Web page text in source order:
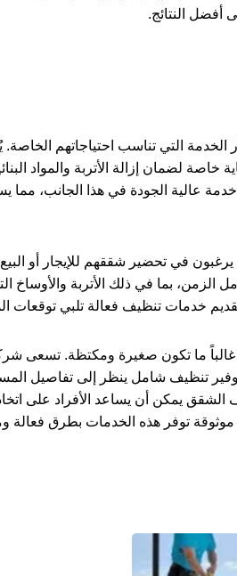
أفضل النتائج.
التي تناسب احتياجاتهم الخاصة.
لضمان إزالة الأتربة والمواد
عالية الجودة في هذا الجانب، مما
في تحضير شققهم للإيجار أو
الزمن، بما في ذلك الأتربة والأوساخ
خدمات تنظيف فعالة تلبي توقعات
ما تكون صغيرة ومكتظة. تسعى
تنظيف شامل ينظر إلى تفاصيل
يمكن أن يساعد الأفراد على
توفر هذه الخدمات بطرق فعالة